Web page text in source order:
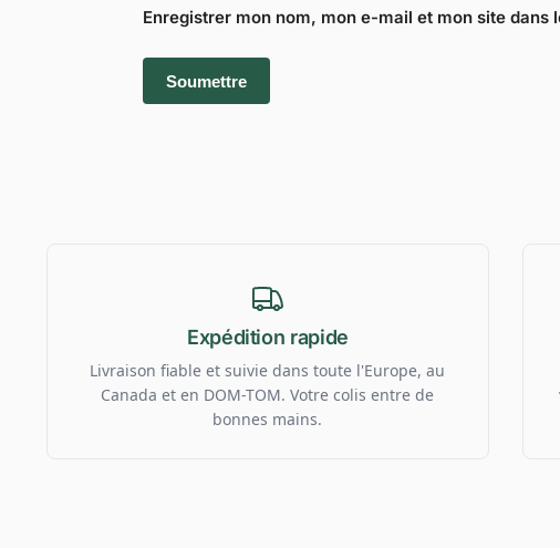
Enregistrer mon nom, mon e-mail et mon site
Expédition rapide
Livraison fiable et suivie dans toute l'Europe, au
Canada et en DOM-TOM. Votre colis entre de
bonnes mains.